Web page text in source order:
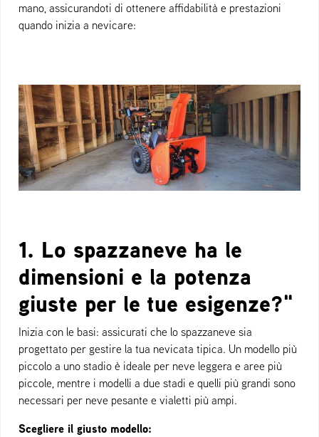
mano, assicurandoti di ottenere affidabilità e prestazioni
quando inizia a nevicare:
1. Lo spazzaneve ha le
dimensioni e la potenza
giuste per le tue esigenze?"
Inizia con le basi: assicurati che lo spazzaneve sia
progettato per gestire la tua nevicata tipica. Un modello più
piccolo a uno stadio è ideale per neve leggera e aree più
piccole, mentre i modelli a due stadi e quelli più grandi sono
necessari per neve pesante e vialetti più ampi.
Scegliere il giusto modello: